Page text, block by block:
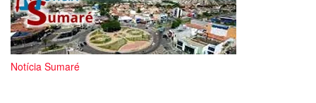
Notícia Sumaré